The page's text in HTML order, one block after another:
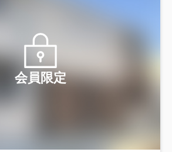
会員限定